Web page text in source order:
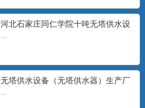
河北石家庄同仁学院十吨无塔供水设
...
无塔供水设备（无塔供水器）生产厂
...